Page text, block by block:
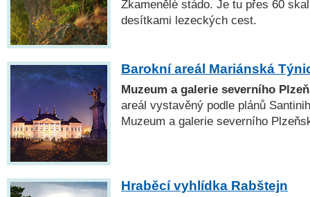
Zkamenělé stádo. Je tu přes 60
desítkami lezeckých cest.
Barokní areál Mariánská
Muzeum a galerie severního
areál vystavěný podle plánů
Muzeum a galerie severního
Hraběcí vyhlídka Rabštejn